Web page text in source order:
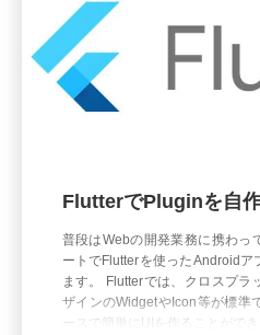
FlutterでPluginを自
普段はWebの開発業務に携わっ
ートでFlutterを使ったAndroid
ます。 Flutterでは、クロスプラ
ザインのWidgetやIcon等が標準
ースで簡単にUIを作ることがで